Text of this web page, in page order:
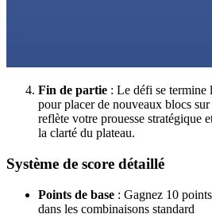
Fin de partie : Le défi se termine
pour placer de nouveaux blocs
reflète votre prouesse stratégique
la clarté du plateau.
Système de score détaillé
Points de base : Gagnez 10
dans les combinaisons standard